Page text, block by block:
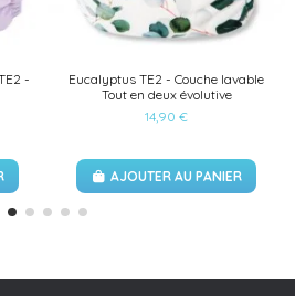
-
Eucalyptus TE2 - Couche lavable
Tout en deux évolutive
14,90 €
AJOUTER AU PANIER